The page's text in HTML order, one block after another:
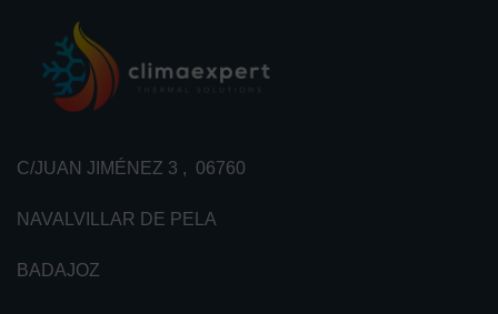
C/JUAN JIMÉNEZ 3 , 06760
NAVALVILLAR DE PELA
BADAJOZ